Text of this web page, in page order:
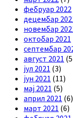
фебруар 2022
децембар
новембар
октобар 2021
септембар
август 2021
јул 2021 (3)
јун 2021 (11)
мај 2021 (5)
април 2021 (6)
март 2021 (6)